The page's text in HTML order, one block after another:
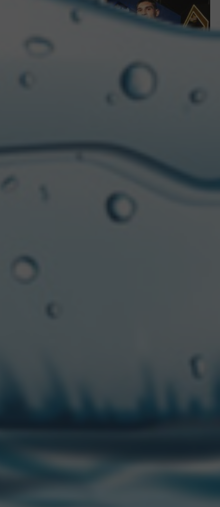
alianza entre Full Sport y Topper